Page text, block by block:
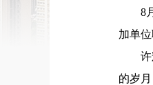
8
加单
的岁